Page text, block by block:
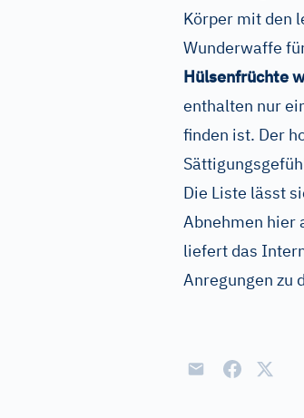
Körper mit den
Wunderwaffe
Hülsenfrüchte
enthalten nur
finden ist. Der
Die Liste lässt
Abnehmen hier
liefert das
Anregungen zu